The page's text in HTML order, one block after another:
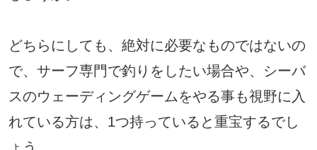
どちらにしても、絶対に必要なものではないの
で、サーフ専門で釣りをしたい場合や、シーバ
スのウェーディングゲームをやる事も視野に入
れている方は、1つ持っていると重宝するでし